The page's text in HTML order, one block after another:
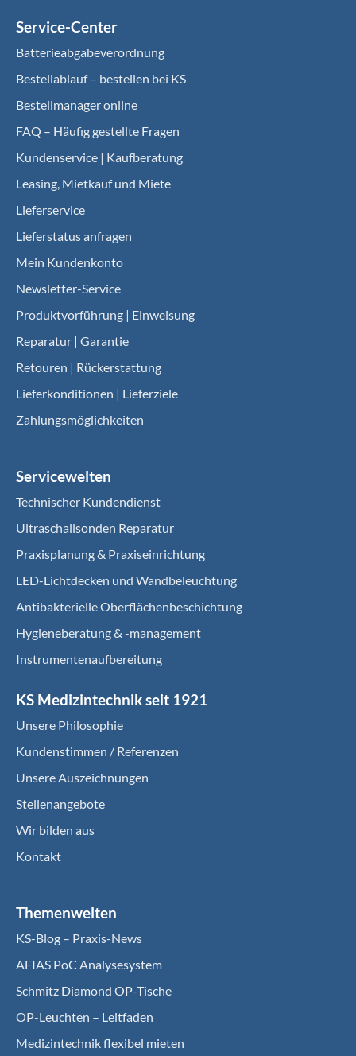
Service-Center
Batterieabgabeverordnung
Bestellablauf – bestellen bei KS
Bestellmanager online
FAQ – Häufig gestellte Fragen
Kundenservice | Kaufberatung
Leasing, Mietkauf und Miete
Lieferservice
Lieferstatus anfragen
Mein Kundenkonto
Newsletter-Service
Produktvorführung | Einweisung
Reparatur | Garantie
Retouren | Rückerstattung
Lieferkonditionen | Lieferziele
Zahlungsmöglichkeiten
Servicewelten
Technischer Kundendienst
Ultraschallsonden Reparatur
Praxisplanung & Praxiseinrichtung
LED-Lichtdecken und Wandbeleuchtung
Antibakterielle Oberflächenbeschichtung
Hygieneberatung & -management
Instrumentenaufbereitung
KS Medizintechnik seit 1921
Unsere Philosophie
Kundenstimmen / Referenzen
Unsere Auszeichnungen
Stellenangebote
Wir bilden aus
Kontakt
Themenwelten
KS-Blog – Praxis-News
AFIAS PoC Analysesystem
Schmitz Diamond OP-Tische
OP-Leuchten – Leitfaden
Medizintechnik flexibel mieten